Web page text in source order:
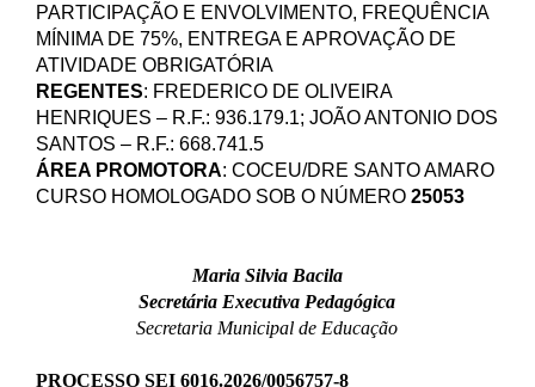
PARTICIPAÇÃO E ENVOLVIMENTO, FREQUÊNCIA
MÍNIMA DE 75%, ENTREGA E APROVAÇÃO DE
ATIVIDADE OBRIGATÓRIA
REGENTES: FREDERICO DE OLIVEIRA
HENRIQUES – R.F.: 936.179.1; JOÃO ANTONIO DOS
SANTOS – R.F.: 668.741.5
ÁREA PROMOTORA: COCEU/DRE SANTO AMARO
CURSO HOMOLOGADO SOB O NÚMERO 25053
Maria Silvia Bacila
Secretária Executiva Pedagógica
Secretaria Municipal de Educação
PROCESSO SEI 6016.2026/0056757-8